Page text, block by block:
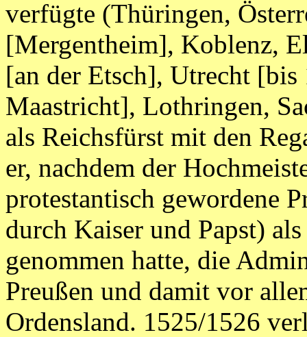
verfügte (Thüringen,
[Mergentheim], Koblenz,
[an der Etsch], Utrecht
Maastricht], Lothringen,
als Reichsfürst mit den
er, nachdem der
protestantisch gewordene
durch Kaiser und Papst)
genommen hatte, die
Preußen und damit vor
Ordensland. 1525/1526